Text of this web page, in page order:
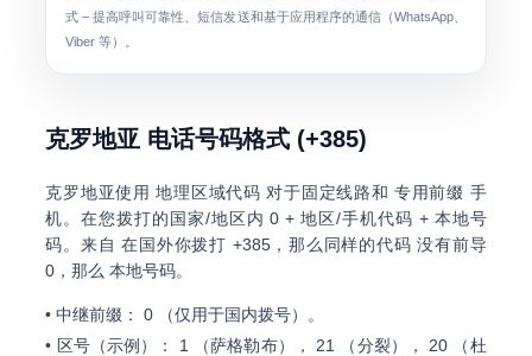
式 – 提高呼叫可靠性、短信发送和基于应用程序的通信（WhatsApp、
Viber 等）。
克罗地亚 电话号码格式 (+385)
克罗地亚使用地理区域代码 对于固定线路和专用前缀 手
机。在您拨打的国家/地区内0 + 地区/手机代码 + 本地号
码。来自 在国外你拨打 +385，那么同样的代码没有前导
0 ，那么 本地号码。
•中继前缀： 0 （仅用于国内拨号）。
• 区号（示例）： 1 （萨格勒布）， 21 （分裂）， 20 （杜